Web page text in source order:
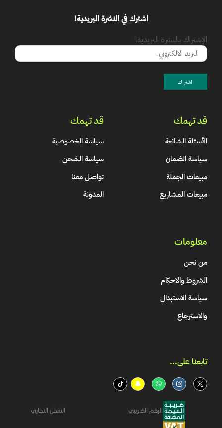
اشترك في النشرة البريدية!
الإشتراك بالنشرة البريدية.!
قد تهمك
الأسئلة الشائعة
سياسة الضمان
مبيعات الجملة
مبيعات المشاريع
قد تهمك
سياسة الخصوصية
سياسة الشحن
تواصل معنا
المدونة
معلومات
من نحن
الشروط والاحكام
سياسة الاستبدال
والاسترجاع
تابعنا على...​
الرقم الضريبي السجل التجاري